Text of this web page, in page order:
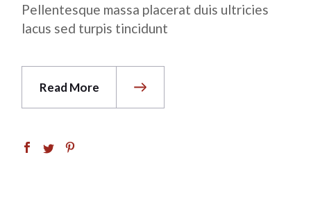
Pellentesque massa placerat duis ultricies
lacus sed turpis tincidunt
Read More